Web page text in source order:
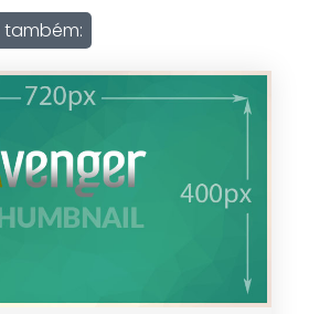
também: